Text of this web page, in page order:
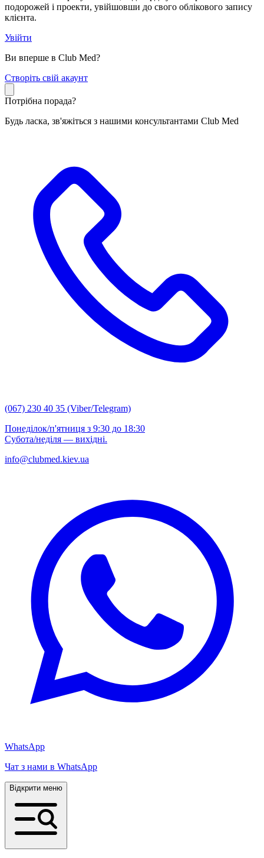
подорожей і проекти, увійшовши до свого облікового запису
клієнта.
Увійти
Ви вперше в Club Med?
Створіть свій акаунт
Потрібна порада?
Будь ласка, зв'яжіться з нашими консультантами Club Med
(067) 230 40 35 (Viber/Telegram)
Понеділок/п'ятниця з 9:30 до 18:30
Субота/неділя — вихідні.
info@clubmed.kiev.ua
WhatsApp
Чат з нами в WhatsApp
Відкрити меню